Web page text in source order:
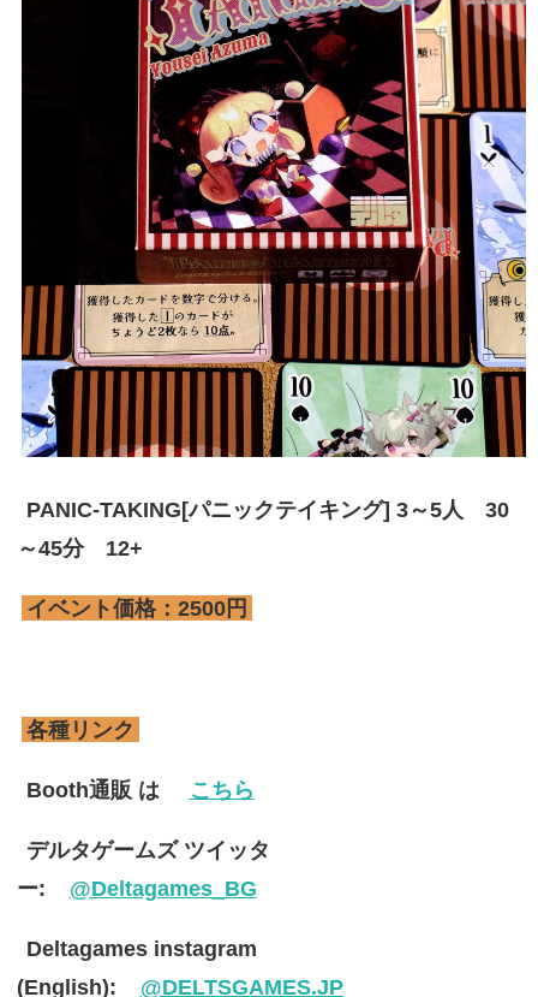
PANIC-TAKING[パニックテイキング] 3～5人 30
～45分 12+
イベント価格：2500円
各種リンク
Booth通販 は こちら
デルタゲームズ ツイッタ
ー:
@Deltagames_BG
Deltagames instagram
(English):
@DELTSGAMES.JP